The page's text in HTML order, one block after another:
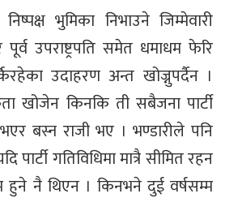
भुमिका निभाउने जिम्मेवारी
उपराष्ट्रपति समेत धमाधम फेरि
उदाहरण अन्त खोज्नुपर्दैन ।
खोजेन किनकि ती सबैजना पार्टी
भएर बस्न राजी भए । भण्डारीले पनि
पार्टी गतिविधिमा मात्रै सीमित रहन
हुने नै थिएन । किनभने दुई वर्षसम्म